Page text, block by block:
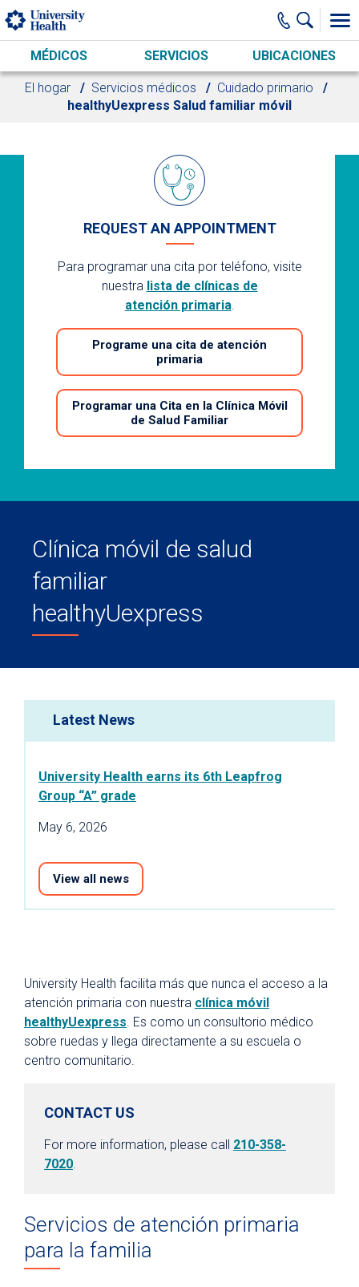
Skip to main content
MÉDICOS SERVICIOS UBICACIONES
El hogar Servicios médicos
Cuidado primario
healthyUexpress Salud familiar móvil
REQUEST AN APPOINTMENT
Para programar una cita por teléfono, visite
nuestra lista de clínicas de
atención primaria.
Programe una cita de atención
primaria
Programar una Cita en la Clínica Móvil
de Salud Familiar
Clínica móvil de salud
familiar
healthyUexpress
University Health facilita más que nunca el acceso a la
atención primaria con nuestra clínica móvil
healthyUexpress. Es como un consultorio médico
sobre ruedas y llega directamente a su escuela o
centro comunitario.
CONTACT US
For more information, please call 210-358-
7020.
Servicios de atención primaria
para la familia
Latest News
University Health earns its 6th Leapfrog
Group “A” grade
May 6, 2026
View all news